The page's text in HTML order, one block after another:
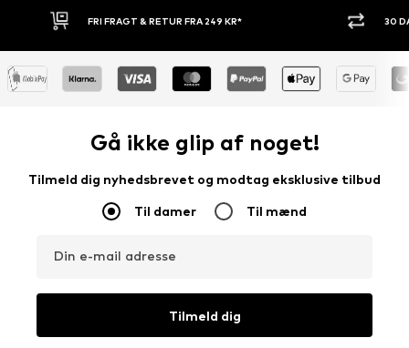
30 DAGES RETURRET KØB
Gå ikke glip af noget!
Tilmeld dig nyhedsbrevet og modtag eksklusive tilbud
Til damer Til mænd
Din e-mail adresse
Tilmeld dig